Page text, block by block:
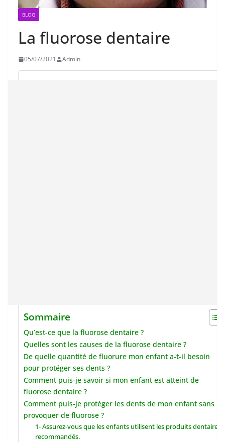
BLOG
La fluorose dentaire
05/07/2021 Admin
Sommaire
Qu’est-ce que la fluorose dentaire ?
Quelles sont les causes de la fluorose dentaire ?
De quelle quantité de fluorure mon enfant a-t-il besoin
pour protéger ses dents ?
Comment puis-je savoir si mon enfant est atteint de
fluorose dentaire ?
Comment puis-je protéger les dents de mon enfant sans
provoquer de fluorose ?
1- Assurez-vous que les enfants utilisent les produits dentaires
recommandés.